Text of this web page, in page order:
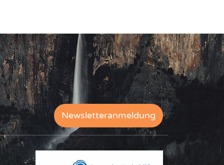
Newsletteranmeldung